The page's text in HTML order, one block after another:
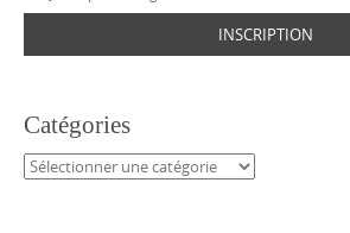
Catégories
Catégories